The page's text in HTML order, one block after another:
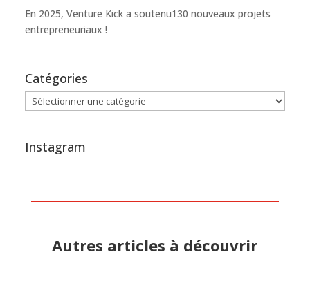
En 2025, Venture Kick a soutenu130 nouveaux projets
entrepreneuriaux !
Catégories
Catégories
Instagram
Autres articles à découvrir